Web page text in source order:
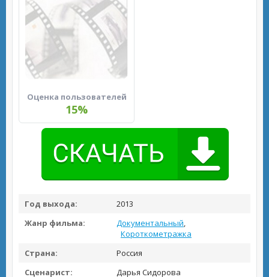
Оценка пользователей
15%
Год выхода:
2013
Жанр фильма:
Документальный,
Короткометражка
Страна:
Россия
Сценарист:
Дарья Сидорова